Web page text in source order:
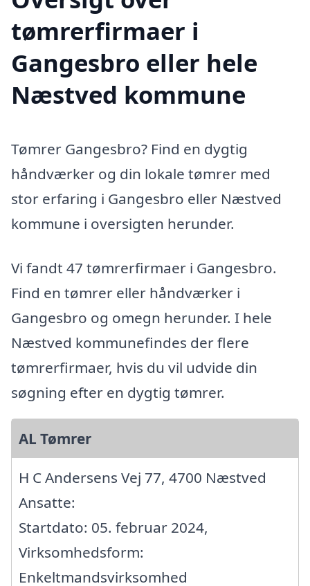
tømrerfirmaer i
Gangesbro eller hele
Næstved kommune
Tømrer Gangesbro? Find en dygtig
håndværker og din lokale tømrer med
stor erfaring i Gangesbro eller Næstved
kommune i oversigten herunder.
Vi fandt 47 tømrerfirmaer i Gangesbro.
Find en tømrer eller håndværker i
Gangesbro og omegn herunder. I hele
Næstved kommunefindes der flere
tømrerfirmaer, hvis du vil udvide din
søgning efter en dygtig tømrer.
AL Tømrer
H C Andersens Vej 77, 4700 Næstved
Ansatte:
Startdato: 05. februar 2024,
Virksomhedsform:
Enkeltmandsvirksomhed